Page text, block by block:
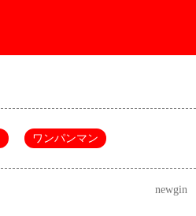
ワンパンマン
newgin